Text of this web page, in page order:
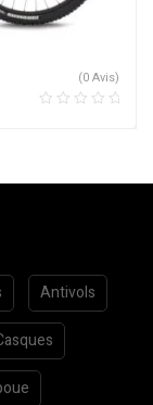
(0 Avis)
Antivols